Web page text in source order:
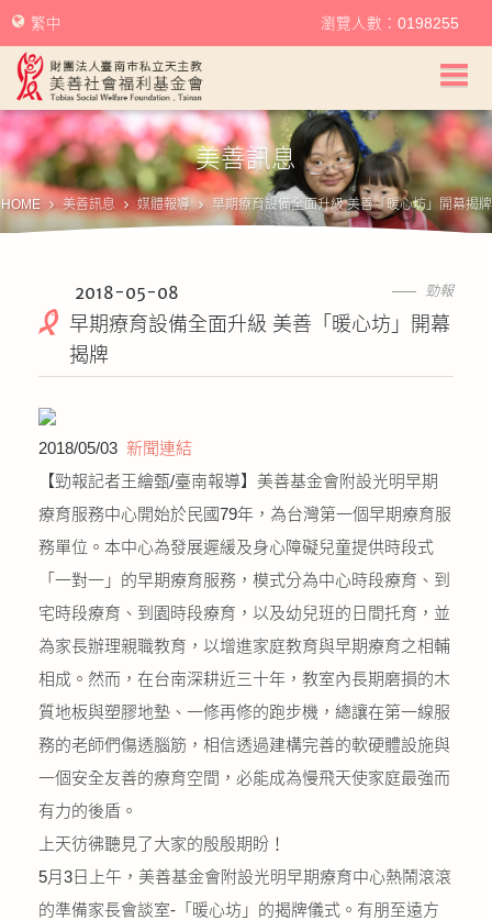
美善社會福利基金會首頁
關於美善
美善服務
公益義賣
聯絡我們
網站地圖
繁中 瀏覽人數：0198255
美善訊息
HOME 美善訊息 媒體報導 早期療育設備全面升級 美善「暖心坊」開幕揭牌
勁報
2018-05-08
早期療育設備全面升級 美善「暖心坊」開幕
揭牌
2018/05/03 新聞連結
【勁報記者王繪甄/臺南報導】美善基金會附設光明早期
療育服務中心開始於民國79年，為台灣第一個早期療育服
務單位。本中心為發展遲緩及身心障礙兒童提供時段式
「一對一」的早期療育服務，模式分為中心時段療育、到
宅時段療育、到園時段療育，以及幼兒班的日間托育，並
為家長辦理親職教育，以增進家庭教育與早期療育之相輔
相成。然而，在台南深耕近三十年，教室內長期磨損的木
質地板與塑膠地墊、一修再修的跑步機，總讓在第一線服
務的老師們傷透腦筋，相信透過建構完善的軟硬體設施與
一個安全友善的療育空間，必能成為慢飛天使家庭最強而
有力的後盾。
上天彷彿聽見了大家的殷殷期盼！
5月3日上午，美善基金會附設光明早期療育中心熱鬧滾滾
的準備家長會談室-「暖心坊」的揭牌儀式。有朋至遠方